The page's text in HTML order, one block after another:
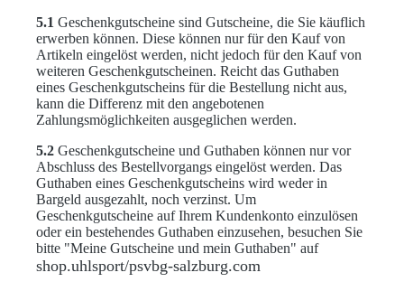
5.1 Geschenkgutscheine sind Gutscheine, die Sie käuflich
erwerben können. Diese können nur für den Kauf von
Artikeln eingelöst werden, nicht jedoch für den Kauf von
weiteren Geschenkgutscheinen. Reicht das Guthaben
eines Geschenkgutscheins für die Bestellung nicht aus,
kann die Differenz mit den angebotenen
Zahlungsmöglichkeiten ausgeglichen werden.
5.2 Geschenkgutscheine und Guthaben können nur vor
Abschluss des Bestellvorgangs eingelöst werden. Das
Guthaben eines Geschenkgutscheins wird weder in
Bargeld ausgezahlt, noch verzinst. Um
Geschenkgutscheine auf Ihrem Kundenkonto einzulösen
oder ein bestehendes Guthaben einzusehen, besuchen Sie
bitte "Meine Gutscheine und mein Guthaben" auf
shop.uhlsport/psvbg-salzburg.com